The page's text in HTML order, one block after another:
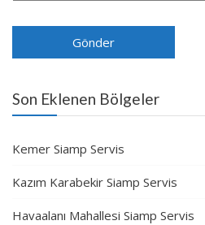
Son Eklenen Bölgeler
Kemer Siamp Servis
Kazım Karabekir Siamp Servis
Havaalanı Mahallesi Siamp Servis